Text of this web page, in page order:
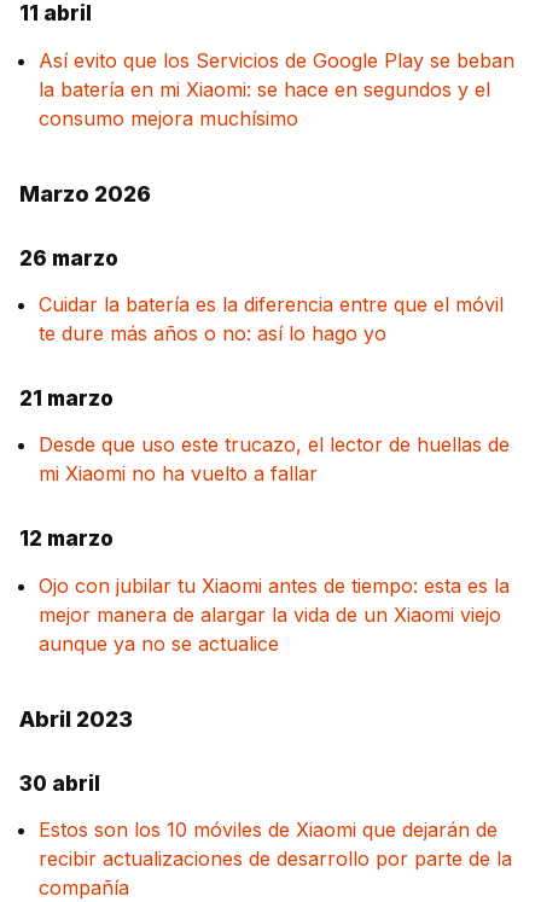
11 abril
Así evito que los Servicios de Google Play se beban
la batería en mi Xiaomi: se hace en segundos y el
consumo mejora muchísimo
Marzo 2026
26 marzo
Cuidar la batería es la diferencia entre que el móvil
te dure más años o no: así lo hago yo
21 marzo
Desde que uso este trucazo, el lector de huellas de
mi Xiaomi no ha vuelto a fallar
12 marzo
Ojo con jubilar tu Xiaomi antes de tiempo: esta es la
mejor manera de alargar la vida de un Xiaomi viejo
aunque ya no se actualice
Abril 2023
30 abril
Estos son los 10 móviles de Xiaomi que dejarán de
recibir actualizaciones de desarrollo por parte de la
compañía